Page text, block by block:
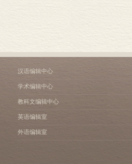
汉语编辑中心
学术编辑中心
教科文编辑中心
英语编辑室
外语编辑室